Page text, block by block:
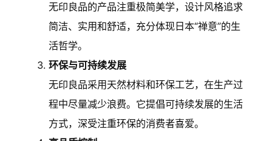
无印良品的产品注重极简美学，设计风格追求
简洁、实用和舒适，充分体现日本“禅意”的生
活哲学。
环保与可持续发展
无印良品采用天然材料和环保工艺，在生产过
程中尽量减少浪费。它提倡可持续发展的生活
方式，深受注重环保的消费者喜爱。